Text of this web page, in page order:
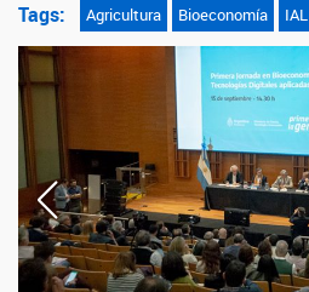
Tags: Agricultura Bioeconomía IAL